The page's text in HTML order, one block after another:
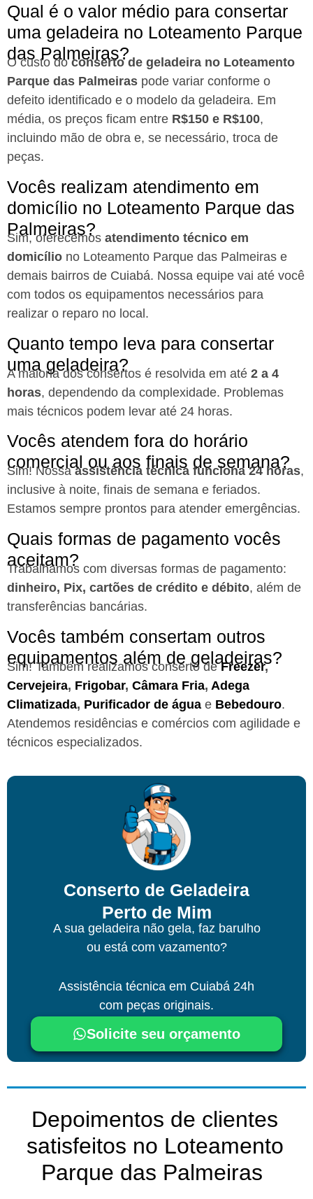
Qual é o valor médio para consertar
uma geladeira no Loteamento Parque
das Palmeiras?
O custo doconserto de geladeira no Loteamento
Parque das Palmeiras pode variar conforme o
defeito identificado e o modelo da geladeira. Em
média, os preços ficam entre R$150 e R$100,
incluindo mão de obra e, se necessário, troca de
peças.
Vocês realizam atendimento em
domicílio no Loteamento Parque das
Palmeiras?
Sim, oferecemos atendimento técnico em
domicílio no Loteamento Parque das Palmeiras e
demais bairros de Cuiabá. Nossa equipe vai até você
com todos os equipamentos necessários para
realizar o reparo no local.
Quanto tempo leva para consertar
uma geladeira?
A maioria dos consertos é resolvida em até 2 a 4
horas, dependendo da complexidade. Problemas
mais técnicos podem levar até 24 horas.
Vocês atendem fora do horário
comercial ou aos finais de semana?
Sim! Nossaassistência técnica funciona 24 horas,
inclusive à noite, finais de semana e feriados.
Estamos sempre prontos para atender emergências.
Quais formas de pagamento vocês
aceitam?
Trabalhamos com diversas formas de pagamento:
dinheiro, Pix, cartões de crédito e débito, além de
transferências bancárias.
Vocês também consertam outros
equipamentos além de geladeiras?
Sim! Também realizamos conserto deFreezer,
Cervejeira, Frigobar, Câmara Fria, Adega
Climatizada, Purificador de água e Bebedouro.
Atendemos residências e comércios com agilidade e
técnicos especializados.
Conserto de Geladeira
Perto de Mim
A sua geladeira não gela, faz barulho
ou está com vazamento?
Assistência técnica em Cuiabá 24h
com peças originais.
Solicite seu orçamento
Depoimentos de clientes
satisfeitos no Loteamento
Parque das Palmeiras ​